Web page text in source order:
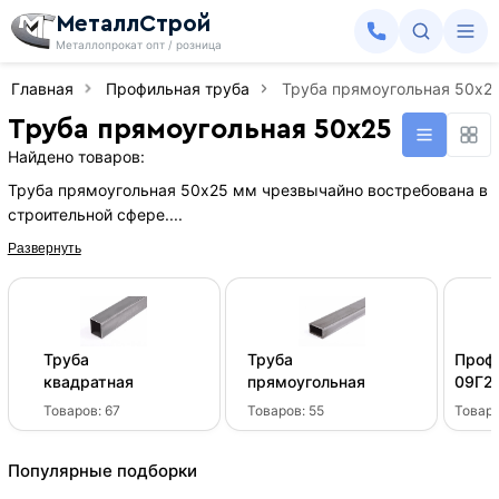
МеталлСтрой
Металлопрокат опт / розница
Главная Профильная труба Труба прямоугольная
Труба прямоугольная 50х25 мм
Найдено товаров:
Труба прямоугольная 50х25 мм чрезвычайно востребована в
строительной сфере....
Развернуть
Труба
квадратная
Товаров:67
Труба
прямоугольная
Товаров: 55
Популярные подборки